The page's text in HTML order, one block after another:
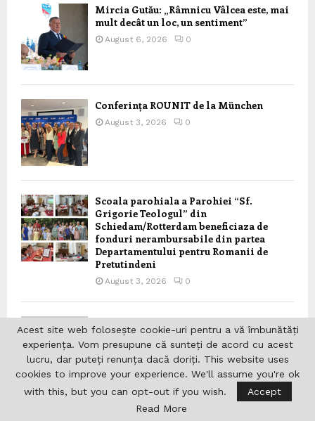
Mircia Gutău: „Râmnicu Vâlcea este, mai
mult decât un loc, un sentiment”
August 6, 2026 0
Conferința ROUNIT de la München
August 3, 2026 0
Scoala parohiala a Parohiei “Sf.
Grigorie Teologul” din
Schiedam/Rotterdam beneficiaza de
fonduri nerambursabile din partea
Departamentului pentru Romanii de
Pretutindeni
August 3, 2026 0
Ziua națională de comemorare a
Holocaustului împotriva romilor
August 2, 2026
Acest site web folosește cookie-uri pentru a vă îmbunătăți
experiența. Vom presupune că sunteți de acord cu acest
lucru, dar puteți renunța dacă doriți. This website uses
cookies to improve your experience. We'll assume you're ok
with this, but you can opt-out if you wish.
Accept
Read More